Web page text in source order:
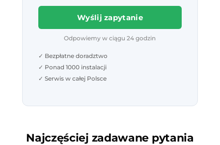
Wyślij zapytanie
Odpowiemy w ciągu 24 godzin
✓ Bezpłatne doradztwo
✓ Ponad 1000 instalacji
✓ Serwis w całej Polsce
Najczęściej zadawane pytania